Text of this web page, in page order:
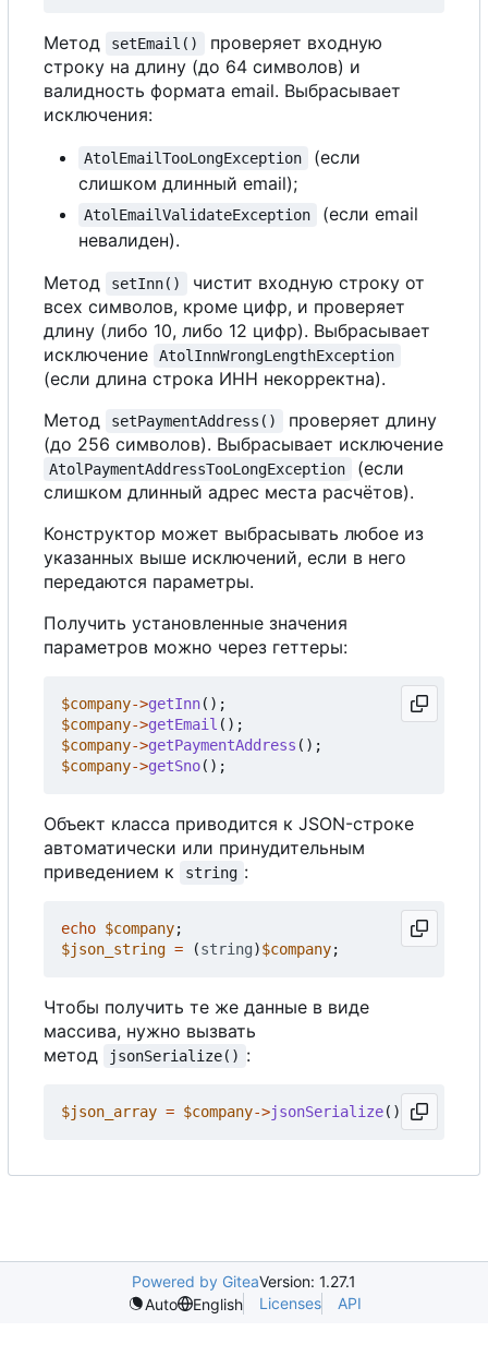
Метод setEmail()
проверяет входную
строку на длину (до 64 символов) и
валидность формата email. Выбрасывает
исключения:
AtolEmailTooLongException
(если
слишком длинный email);
AtolEmailValidateException
(если email
невалиден).
Метод
setInn()
чистит входную строку от
всех символов, кроме цифр, и проверяет
длину (либо 10, либо 12 цифр). Выбрасывает
исключение
AtolInnWrongLengthException
(если длина строка ИНН некорректна).
Метод
setPaymentAddress()
проверяет длину
(до 256 символов). Выбрасывает исключение
AtolPaymentAddressTooLongException
(если
слишком длинный адрес места расчётов).
Конструктор может выбрасывать любое из
указанных выше исключений, если в него
передаются параметры.
Получить установленные значения
параметров можно через геттеры:
$company->getInn();
$company->getEmail ();
$company->getPaymentAddress ();
$company->getSno();
Объект класса приводится к JSON-строке
автоматически или принудительным
приведением к
string :
echo $company;
$json_string = (string)$company;
Чтобы получить те же данные в виде
массива, нужно вызвать
метод
jsonSerialize() :
$json_array = $company->jsonSerialize();
Powered by GiteaVersion: 1.27.1
Auto
English Licenses API